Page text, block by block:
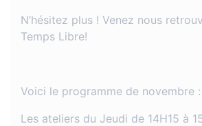
N’hésitez plus ! Venez nous
Temps Libre!
Voici le programme de novembre :
Les ateliers du Jeudi de 14H15 à